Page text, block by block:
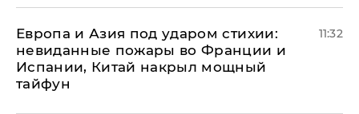
Европа и Азия под ударом стихии:
невиданные пожары во Франции и
Испании, Китай накрыл мощный
тайфун
11:32